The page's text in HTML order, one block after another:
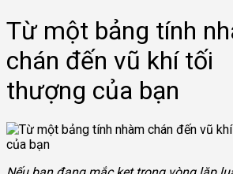
Từ một bảng tính
chán đến vũ khí tối
thượng của bạn